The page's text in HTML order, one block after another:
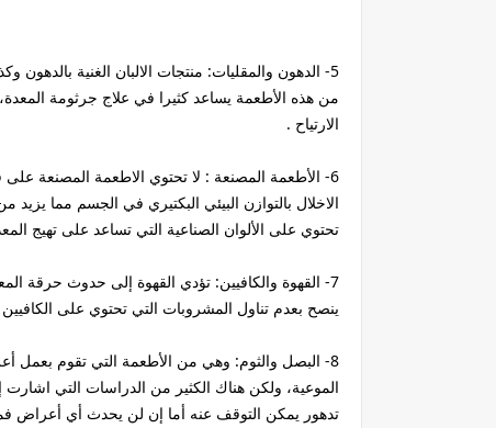
5- الدهون والمقليات: منتجات الالبان الغنية
من هذه الأطعمة يساعد كثيرا في علاج جرثومة المعدة،
الارتياح .
6- الأطعمة المصنعة : لا تحتوي الاطعمة المصنعة
الاخلال بالتوازن البيئي البكتيري في الجسم مما يزيد
تحتوي على الألوان الصناعية التي تساعد على تهيج
7- القهوة والكافيين: تؤدي القهوة إلى حدوث حرقة
ينصح بعدم تناول المشروبات التي تحتوي على
8- البصل والثوم: وهي من الأطعمة التي تقوم بعمل
الموعية، ولكن هناك الكثير من الدراسات التي اشارت
تدهور يمكن التوقف عنه أما إن لن يحدث أي أعراض